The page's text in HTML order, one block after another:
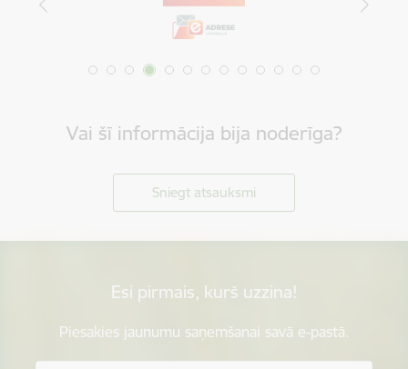
Vai šī informācija bija noderīga?
Sniegt atsauksmi
Esi pirmais, kurš uzzina!
Piesakies jaunumu saņemšanai savā e-pastā.